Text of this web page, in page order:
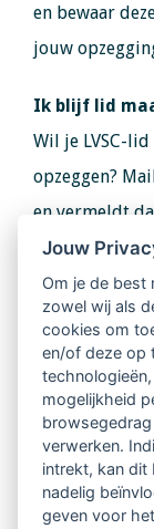
en bewaar
jouw
Ik blijf lid
Wil je LVSC-
opzeggen?
en vermeldt
beëindigen.
voor je
van deze
voor het
De
zodra je van
Jouw
Om je de best
zowel wij als
cookies om
en/of deze op
mogelijkheid
verwerken.
intrekt, kan dit
nadelig
geven voor